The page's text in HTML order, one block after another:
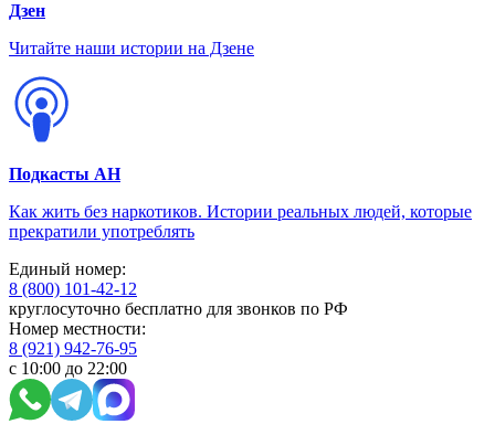
Дзен
Читайте наши истории на Дзене
Подкасты АН
Как жить без наркотиков. Истории реальных людей, которые
прекратили употреблять
Единый номер:
8 (800) 101-42-12
круглосуточно бесплатно для звонков по РФ
Номер местности:
8 (921) 942-76-95
с 10:00 до 22:00